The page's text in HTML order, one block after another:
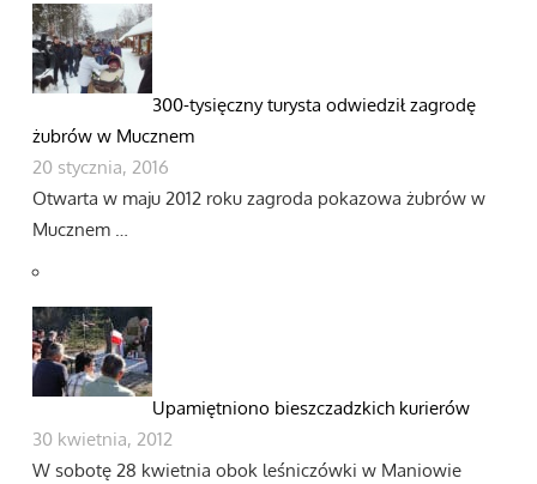
300-tysięczny turysta odwiedził zagrodę
żubrów w Mucznem
20 stycznia, 2016
Otwarta w maju 2012 roku zagroda pokazowa żubrów w
Mucznem …
Upamiętniono bieszczadzkich kurierów
30 kwietnia, 2012
W sobotę 28 kwietnia obok leśniczówki w Maniowie